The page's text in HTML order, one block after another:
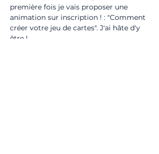
première fois je vais proposer une
animation sur inscription ! : "Comment
créer votre jeu de cartes". J'ai hâte d'y
être !